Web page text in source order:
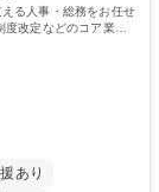
る人事・総務をお任せ
改定などのコア業務
あり